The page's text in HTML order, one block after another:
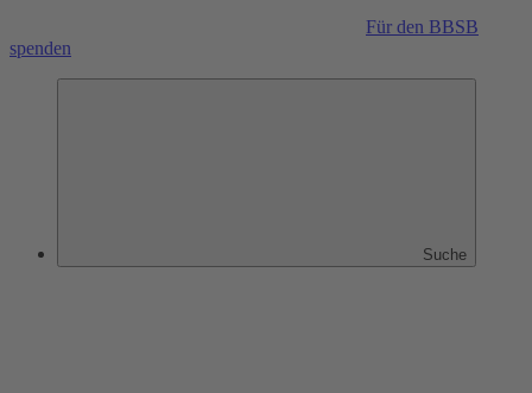
Für den BBSB
spenden
Suche